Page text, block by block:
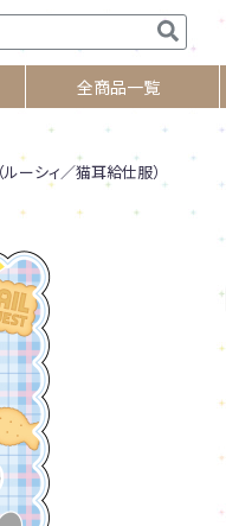
全商品一覧
ーシィ／猫耳給仕服）